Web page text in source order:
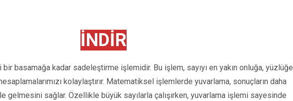
İNDİR
bir basamağa kadar sadeleştirme işlemidir. Bu işlem, sayıyı en yakın onluğa, yüzlüğe
kolaylaştırır. Matematiksel işlemlerde yuvarlama, sonuçların daha
gelmesini sağlar. Özellikle büyük sayılarla çalışırken, yuvarlama işlemi sayesinde